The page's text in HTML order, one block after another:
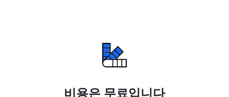
비용은 무료입니다